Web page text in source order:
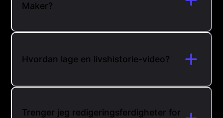
Maker?
Hvordan lage en livshistorie-video?
Trenger jeg redigeringsferdigheter for